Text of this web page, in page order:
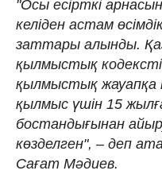
"Осы есірткі
келіден астам
заттары алынды.
қылмыстық
қылмыстық
қылмыс үшін 15
бостандығынан
көзделген", – деп
Сағат Мәдиев.